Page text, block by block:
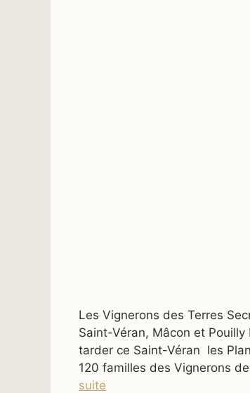
Les Vignerons des Terres
Saint-Véran, Mâcon et
tarder ce Saint-Véran les
120 familles des Vignerons
suite